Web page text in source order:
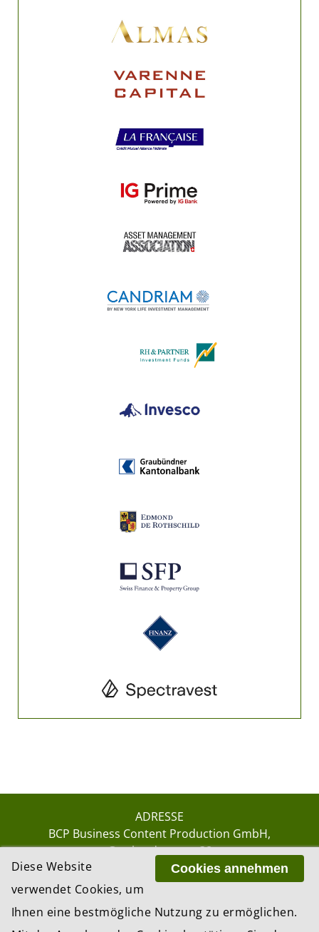
ADRESSE
BCP Business Content Production GmbH
Gotthardstrasse 38
8002 ZürichCookies annehmen
Diese Website
verwendet Cookies, um
Ihnen eine bestmögliche Nutzung zu ermöglichen.